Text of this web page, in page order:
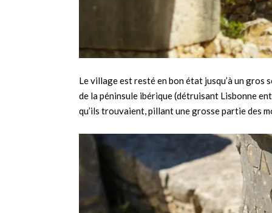
Le village est resté en bon état jusqu’à un gros
de la péninsule ibérique (détruisant Lisbonne
qu’ils trouvaient, pillant une grosse partie des